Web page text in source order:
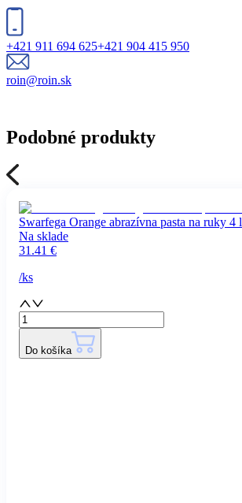
+421 911 694 625+421 904 415 950
roin@roin.sk
Podobné produkty
Swarfega Orange abrazívna pasta na ruky 4 l
Na sklade
31.41 €
/ks
Do košíka